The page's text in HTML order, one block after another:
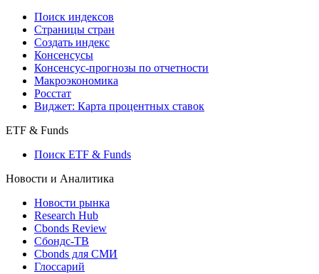
Поиск индексов
Страницы стран
Создать индекс
Консенсусы
Консенсус-прогнозы по отчетности
Макроэкономика
Росстат
Виджет: Карта процентных ставок
ETF & Funds
Поиск ETF & Funds
Новости и Аналитика
Новости рынка
Research Hub
Cbonds Review
Сбондс-ТВ
Cbonds для СМИ
Глоссарий